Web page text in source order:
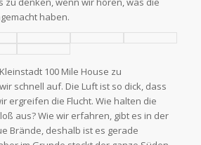
haben.
100 Mile House zu
schnell auf. Die Luft ist so dick, dass
ergreifen die Flucht. Wie halten die
aus? Wie wir erfahren, gibt es in der
Brände, deshalb ist es gerade